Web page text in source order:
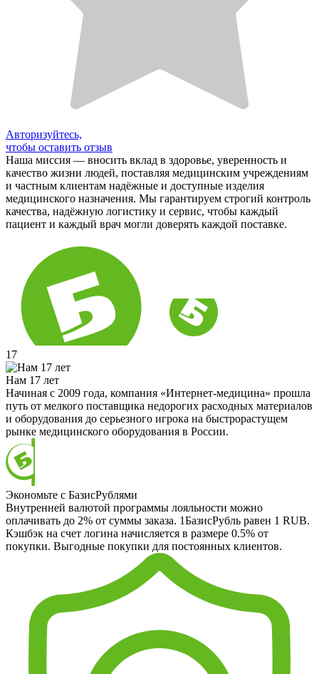
Авторизуйтесь,
чтобы оставить отзыв
Наша миссия — вносить вклад в здоровье, уверенность и
качество жизни людей, поставляя медицинским учреждениям
и частным клиентам надёжные и доступные изделия
медицинского назначения. Мы гарантируем строгий контроль
качества, надёжную логистику и сервис, чтобы каждый
пациент и каждый врач могли доверять каждой поставке.
17
Нам 17 лет
Начиная с 2009 года, компания «Интернет-медицина» прошла
путь от мелкого поставщика недорогих расходных материалов
и оборудования до серьезного игрока на быстрорастущем
рынке медицинского оборудования в России.
Экономьте с БазисРублями
Внутренней валютой программы лояльности можно
оплачивать до 2% от суммы заказа. 1БазисРубль равен 1 RUB.
Кэшбэк на счет логина начисляется в размере 0.5% от
покупки. Выгодные покупки для постоянных клиентов.